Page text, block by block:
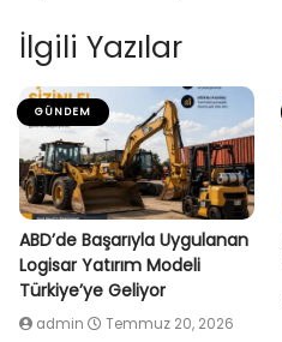
İlgili Yazılar
GÜNDEM
ABD’de Başarıyla Uygulanan
Logisar Yatırım Modeli
Türkiye’ye Geliyor
admin Temmuz 20, 2026